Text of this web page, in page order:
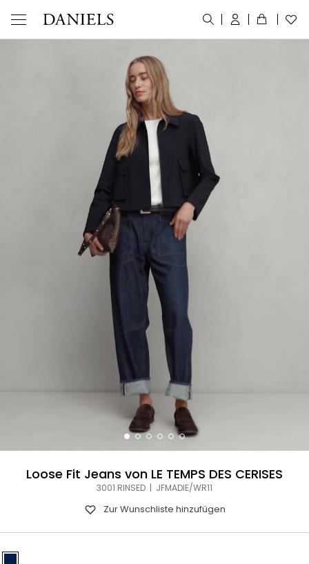
Loose Fit Jeans von LE TEMPS DES CERISES
3001 RINSED | JFMADIE/WR11
Zur Wunschliste hinzufügen